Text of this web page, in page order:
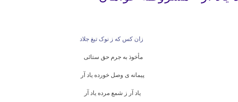
زان کس که ز نوک تیغ جلاد
مأخوذ به جرم حق ستائی
پیمانه ی وصل خورده یاد آر
یاد آر ز شمع مرده یاد آر